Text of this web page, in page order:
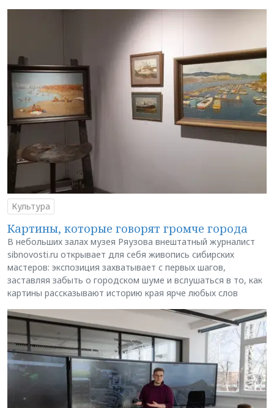
Культура
Картины, которые говорят громче города
В небольших залах музея Ряузова внештатный журналист
sibnovosti.ru открывает для себя живопись сибирских
мастеров: экспозиция захватывает с первых шагов,
заставляя забыть о городском шуме и вслушаться в то, как
картины рассказывают историю края ярче любых слов